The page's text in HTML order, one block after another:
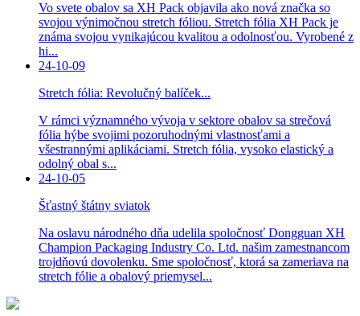
Vo svete obalov sa XH Pack objavila ako nová značka so
svojou výnimočnou stretch fóliou. Stretch fólia XH Pack je
známa svojou vynikajúcou kvalitou a odolnosťou. Vyrobené z
hi...
24-10-09
Stretch fólia: Revolučný balíček...
V rámci významného vývoja v sektore obalov sa strečová
fólia hýbe svojimi pozoruhodnými vlastnosťami a
všestrannými aplikáciami. Stretch fólia, vysoko elastický a
odolný obal s...
24-10-05
Šťastný štátny sviatok
Na oslavu národného dňa udelila spoločnosť Dongguan XH
Champion Packaging Industry Co. Ltd. našim zamestnancom
trojdňovú dovolenku. Sme spoločnosť, ktorá sa zameriava na
stretch fólie a obalový priemysel...